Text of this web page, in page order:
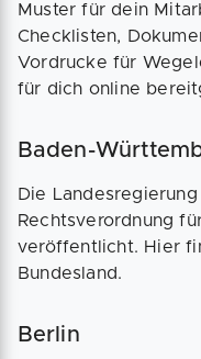
Muster für dein
Checklisten,
Vordrucke für
für dich online
Baden-
Die
Rechtsverordnung
veröffentlicht. Hier
Bundesland.
Berlin